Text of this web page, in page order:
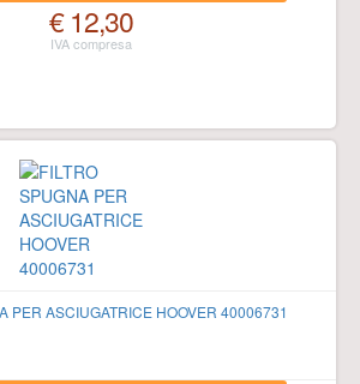
€ 12,30
PER ASCIUGATRICE HOOVER 40006731